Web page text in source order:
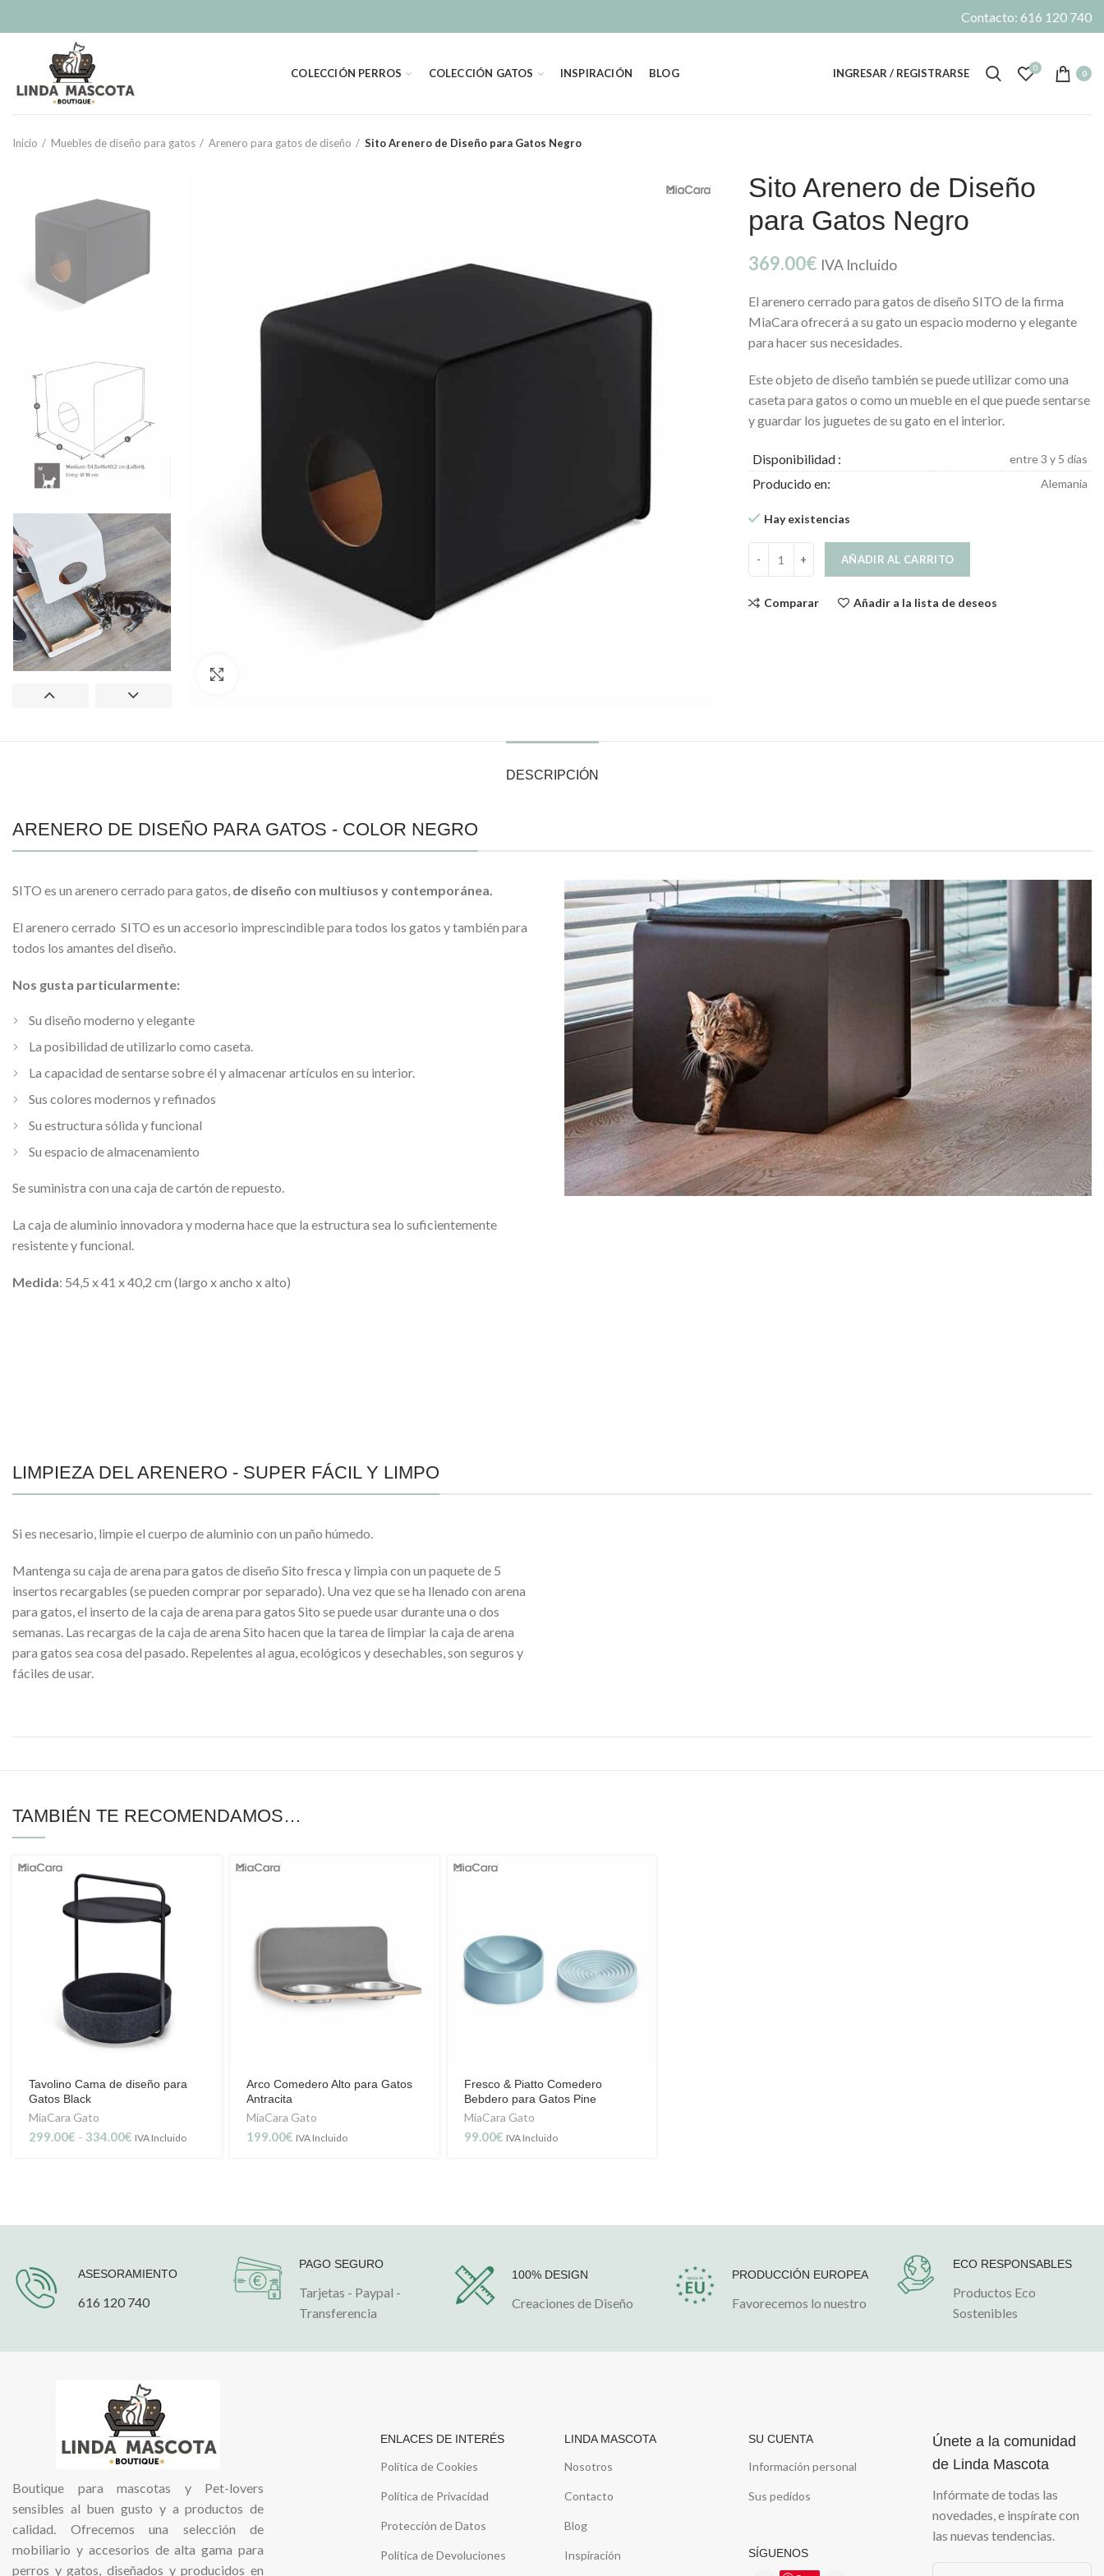
COLECCIÓN PERROS COLECCIÓN GATOS INSPIRACIÓN BLOG INGRESAR / REGISTRARSE 0
0
Inicio Muebles de diseño para gatos Arenero para gatos de diseño Sito Arenero de Diseño para Gatos Negro
Sito Arenero de Diseño
para Gatos Negro
369.00€ IVA Incluido
El arenero cerrado para gatos de diseño SITO de la firma
MiaCara ofrecerá a su gato un espacio moderno y elegante
para hacer sus necesidades.
Este objeto de diseño también se puede utilizar como una
caseta para gatos o como un mueble en el que puede sentarse
y guardar los juguetes de su gato en el interior.
Disponibilidad : entre 3 y 5 días
Producido en: Alemania
Hay existencias
AÑADIR AL CARRITO
Comparar Añadir a la lista de deseos
DESCRIPCIÓN
ARENERO DE DISEÑO PARA GATOS - COLOR NEGRO
SITO es un arenero cerrado para gatos, de diseño con multiusos y contemporánea.
El arenero cerrado SITO es un accesorio imprescindible para todos los gatos y también para
todos los amantes del diseño.
Nos gusta particularmente:
Su diseño moderno y elegante
La posibilidad de utilizarlo como caseta.
La capacidad de sentarse sobre él y almacenar artículos en su interior.
Sus colores modernos y refinados
Su estructura sólida y funcional
Su espacio de almacenamiento
Se suministra con una caja de cartón de repuesto.
La caja de aluminio innovadora y moderna hace que la estructura sea lo suficientemente
resistente y funcional.
Medida: 54,5 x 41 x 40,2 cm (largo x ancho x alto)
LIMPIEZA DEL ARENERO - SUPER FÁCIL Y LIMPO
Si es necesario, limpie el cuerpo de aluminio con un paño húmedo.
Mantenga su caja de arena para gatos de diseño Sito fresca y limpia con un paquete de 5
insertos recargables (se pueden comprar por separado). Una vez que se ha llenado con arena
para gatos, el inserto de la caja de arena para gatos Sito se puede usar durante una o dos
semanas. Las recargas de la caja de arena Sito hacen que la tarea de limpiar la caja de arena
para gatos sea cosa del pasado. Repelentes al agua, ecológicos y desechables, son seguros y
fáciles de usar.
TAMBIÉN TE RECOMENDAMOS…
Tavolino Cama de diseño para
Gatos Black
MiaCara Gato
299.00€ - 334.00€ Rango
334.00€
IVA Incluido
Arco Comedero Alto para Gatos
Antracita
MiaCara Gato
199.00€ IVA Incluido
Fresco & Piatto Comedero
Bebdero para Gatos Pine
MiaCara Gato
99.00€ IVA Incluido
ASESORAMIENTO
616 120 740
PAGO SEGURO
Tarjetas - Paypal -
Transferencia
100% DESIGN
Creaciones de Diseño
PRODUCCIÓN EUROPEA
Favorecemos lo nuestro
ECO RESPONSABLES
Productos Eco
Sostenibles
Boutique para mascotas y Pet-lovers
sensibles al buen gusto y a productos de
calidad. Ofrecemos una selección de
mobiliario y accesorios de alta gama para
perros y gatos, diseñados y producidos en
ENLACES DE INTERÉS
Política de Cookies
Política de Privacidad
Protección de Datos
Política de Devoluciones
LINDA MASCOTA
Nosotros
Contacto
Blog
Inspiración
SU CUENTA
Información personal
Sus pedidos
SÍGUENOS
Únete a la comunidad
de Linda Mascota
Infórmate de todas las
novedades, e inspírate con
las nuevas tendencias.
Contacto: 616 120 740